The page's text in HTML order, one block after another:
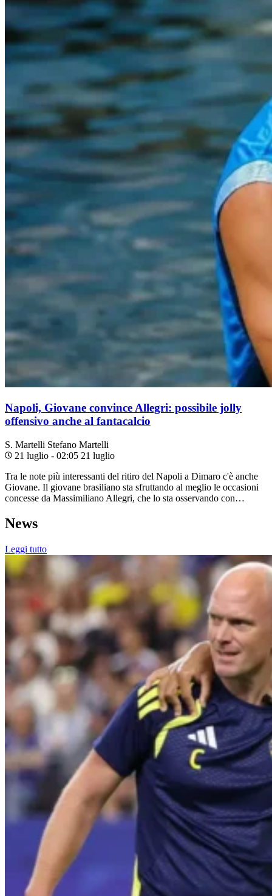
Napoli, Giovane convince Allegri: possibile jolly
offensivo anche al fantacalcio
S. Martelli Stefano Martelli
21 luglio - 02:05 21 luglio
Tra le note più interessanti del ritiro del Napoli a Dimaro c'è anche
Giovane. Il giovane brasiliano sta sfruttando al meglio le occasioni
concesse da Massimiliano Allegri, che lo sta osservando con…
News
Leggi tutto